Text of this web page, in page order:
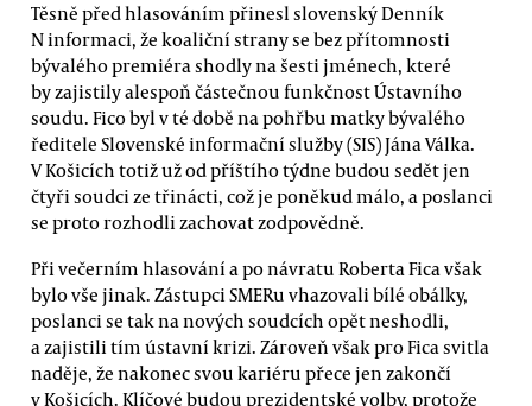
Těsně před hlasováním přinesl slovenský Denník
N informaci, že koaliční strany se bez přítomnosti
bývalého premiéra shodly na šesti jménech, které
by zajistily alespoň částečnou funkčnost Ústavního
soudu. Fico byl v té době na pohřbu matky bývalého
ředitele Slovenské informační služby (SIS) Jána Válka.
V Košicích totiž už od příštího týdne budou sedět jen
čtyři soudci ze třinácti, což je poněkud málo, a poslanci
se proto rozhodli zachovat zodpovědně.
Při večerním hlasování a po návratu Roberta Fica však
bylo vše jinak. Zástupci SMERu vhazovali bílé obálky,
poslanci se tak na nových soudcích opět neshodli,
a zajistili tím ústavní krizi. Zároveň však pro Fica svitla
naděje, že nakonec svou kariéru přece jen zakončí
v Košicích. Klíčové budou prezidentské volby, protože